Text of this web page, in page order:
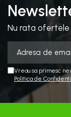
Nu rata
Vreau sa primesc
Politica de